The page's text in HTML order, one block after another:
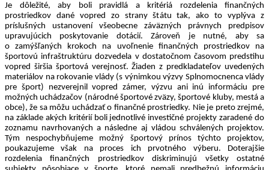
Je dôležité, aby boli pravidlá a kritériá rozdelenia finančných
prostriedkov dané vopred zo strany štátu tak, ako to vyplýva z
príslušných ustanovení všeobecne záväzných právnych predpisov
upravujúcich poskytovanie dotácií. Zároveň je nutné, aby sa
o zamýšľaných krokoch na uvoľnenie finančných prostriedkov na
športovú infraštruktúru dozvedela v dostatočnom časovom predstihu
vopred širšia športová verejnosť. Žiaden z predkladateľov uvedených
materiálov na rokovanie vlády (s výnimkou výzvy Splnomocnenca vlády
pre šport) nezverejnil vopred zámer, výzvu ani inú informáciu pre
možných uchádzačov (národné športové zväzy, športové kluby, mestá a
obce), že sa môžu uchádzať o finančné prostriedky. Nie je preto zrejmé,
na základe akých kritérií boli jednotlivé investičné projekty zaradené do
zoznamu navrhovaných a následne aj vládou schválených projektov.
Tým nespochybňujeme možný športový prínos týchto projektov,
poukazujeme však na proces ich prvotného výberu. Doterajšie
rozdelenia finančných prostriedkov diskriminujú všetky ostatné